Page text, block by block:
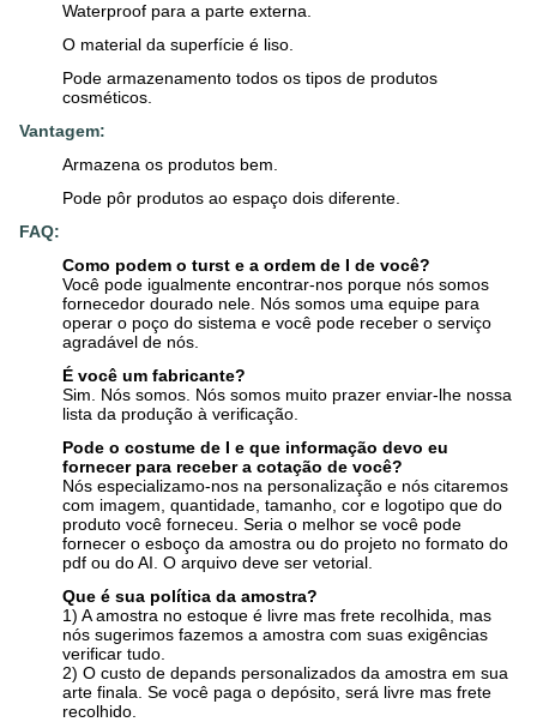
Waterproof para a parte externa.
O material da superfície é liso.
Pode armazenamento todos os tipos de produtos
cosméticos.
Vantagem:
Armazena os produtos bem.
Pode pôr produtos ao espaço dois diferente.
FAQ:
Como podem o turst e a ordem de I de você?
Você pode igualmente encontrar-nos porque nós somos
fornecedor dourado nele. Nós somos uma equipe para
operar o poço do sistema e você pode receber o serviço
agradável de nós.
É você um fabricante?
Sim. Nós somos. Nós somos muito prazer enviar-lhe nossa
lista da produção à verificação.
Pode o costume de I e que informação devo eu
fornecer para receber a cotação de você?
Nós especializamo-nos na personalização e nós citaremos
com imagem, quantidade, tamanho, cor e logotipo que do
produto você forneceu. Seria o melhor se você pode
fornecer o esboço da amostra ou do projeto no formato do
pdf ou do AI. O arquivo deve ser vetorial.
Que é sua política da amostra?
1) A amostra no estoque é livre mas frete recolhida, mas
nós sugerimos fazemos a amostra com suas exigências
verificar tudo.
2) O custo de depands personalizados da amostra em sua
arte finala. Se você paga o depósito, será livre mas frete
recolhido.